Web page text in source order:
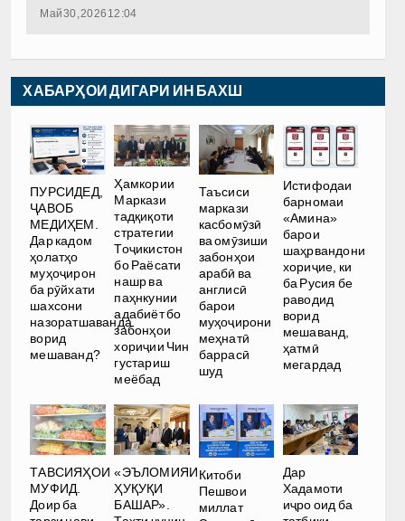
Май 30, 2026 12:04
ХАБАРҲОИ ДИГАРИ ИН БАХШ
ПУРСИДЕД,
ҶАВОБ
МЕДИҲЕМ.
Дар кадом
ҳолатҳо
муҳоҷирон
ба рӯйхати
шахсони
назоратшаванда
ворид
мешаванд?
Ҳамкории
Маркази
тадқиқоти
стратегии
Тоҷикистон
бо Раёсати
нашр ва
паҳнкунии
адабиёт бо
забонҳои
хориҷии Чин
густариш
меёбад
Таъсиси
маркази
касбомӯзӣ
ва омӯзиши
забонҳои
арабӣ ва
англисӣ
барои
муҳоҷирони
меҳнатӣ
баррасӣ
шуд
Истифодаи
барномаи
«Амина»
барои
шаҳрвандони
хориҷие, ки
ба Русия бе
раводид
ворид
мешаванд,
ҳатмӣ
мегардад
ТАВСИЯҲОИ
МУФИД.
Доир ба
«ЭЪЛОМИЯИ
ҲУҚУҚИ
БАШАР».
Китоби
Пешвои
миллат
Дар
Хадамоти
иҷро оид ба